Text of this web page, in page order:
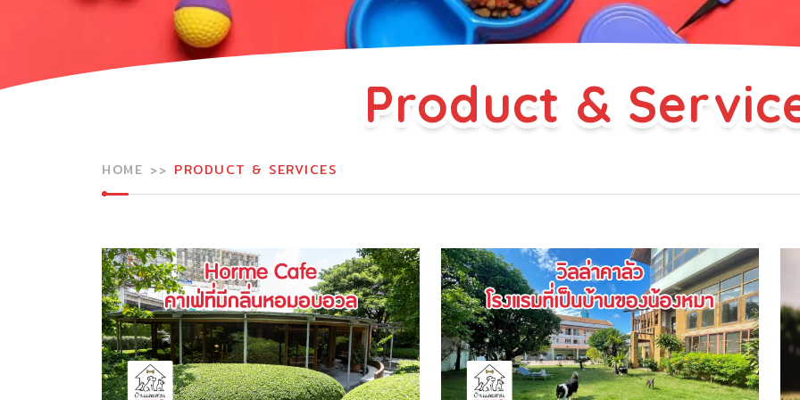
Product &
HOME PRODUCT & SERVICES